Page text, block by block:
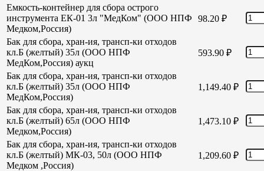
Емкость-контейнер для сбора острого
инструмента ЕК-01 3л "МедКом" (ООО НПФ
Медком,Россия)
98.20 ₽
Бак для сбора, хран-ия, трансп-ки отходов
кл.Б (желтый) 35л (ООО НПФ
МедКом,Россия) аукц
593.90 ₽
Бак для сбора, хран-ия, трансп-ки отходов
кл.Б (желтый) 35л (ООО НПФ
МедКом,Россия)
1,149.40 ₽
Бак для сбора, хран-ия, трансп-ки отходов
кл.Б (желтый) 65л (ООО НПФ
Медком,Россия)
1,473.10 ₽
Бак для сбора, хран-ия, трансп-ки отходов
кл.Б (желтый) МК-03, 50л (ООО НПФ
Медком ,Россия)
1,209.60 ₽